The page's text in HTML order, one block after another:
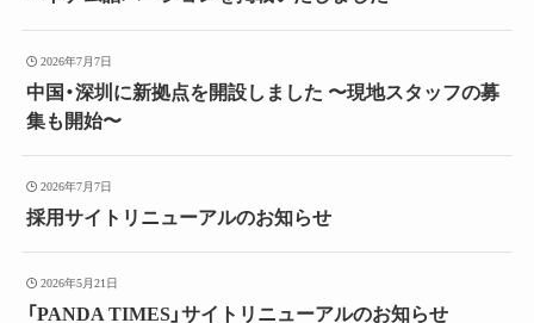
2026年7月7日
中国・深圳に新拠点を開設しました 〜現地スタッフの募
集も開始〜
2026年7月7日
採用サイトリニューアルのお知らせ
2026年5月21日
「PANDA TIMES」サイトリニューアルのお知らせ